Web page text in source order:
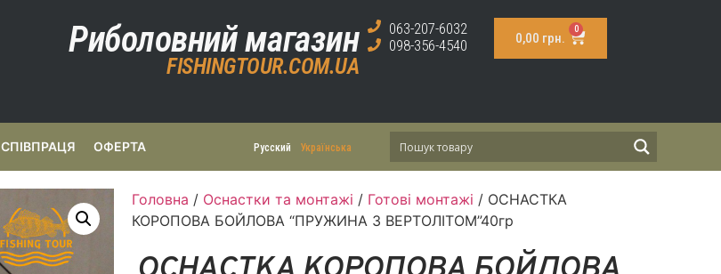
Риболовний магазин
FISHINGTOUR.COM.UA
063-207-6032
098-356-4540
0,00 грн.
0
Русский Українська
СПІВПРАЦЯ ОФЕРТА
Головна / Оснастки та монтажі / Готові монтажі / ОСНАСТКА
КОРОПОВА БОЙЛОВА “ПРУЖИНА З ВЕРТОЛІТОМ”40гр